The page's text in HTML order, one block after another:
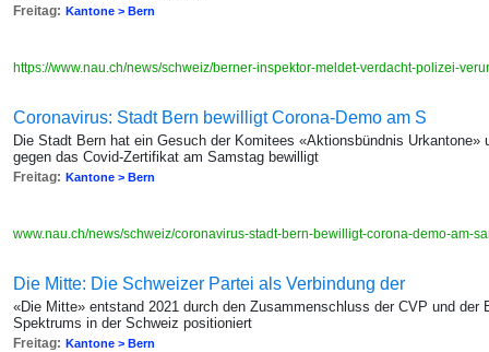
Freitag: Kantone > Bern
https://www.nau.ch/news/schweiz/berner-inspektor-meldet-verdacht-polizei-
Coronavirus: Stadt Bern bewilligt Corona-Demo am S
Die Stadt Bern hat ein Gesuch der Komitees «Aktionsbündnis
gegen das Covid-Zertifikat am Samstag bewilligt
Freitag: Kantone > Bern
www.nau.ch/news/schweiz/coronavirus-stadt-bern-bewilligt-corona-demo-am-
Die Mitte: Die Schweizer Partei als Verbindung der
«Die Mitte» entstand 2021 durch den Zusammenschluss der CVP und
Spektrums in der Schweiz positioniert
Freitag: Kantone > Bern